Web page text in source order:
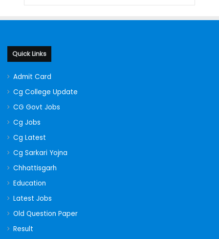
Quick Links
Admit Card
Cg College Update
CG Govt Jobs
Cg Jobs
Cg Latest
Cg Sarkari Yojna
Chhattisgarh
Education
Latest Jobs
Old Question Paper
Result